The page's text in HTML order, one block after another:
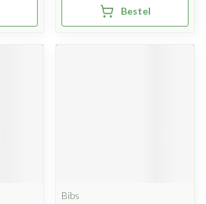
Bestel
Bibs